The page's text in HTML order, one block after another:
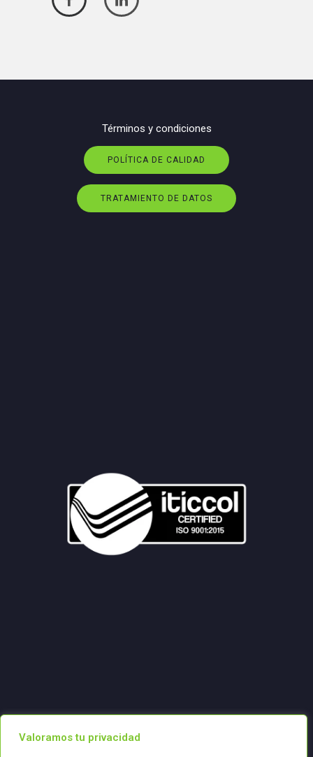
Valoramos tu privacidad
Términos y condiciones
POLÍTICA DE CALIDAD
TRATAMIENTO DE DATOS